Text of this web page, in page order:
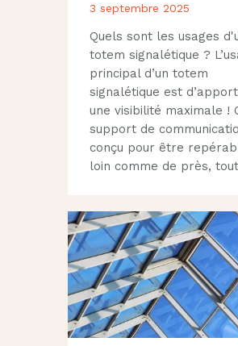
3 septembre 2025
Quels sont les usages
totem signalétique ?
principal d’un totem
signalétique est
une visibilité maximale !
support de
conçu pour être
loin comme de près,